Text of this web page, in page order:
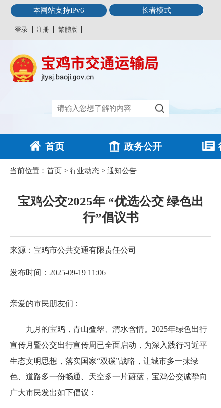
本网站支持IPv6 长者模式
登录 注册 繁體版
首页 政务公开
当前位置： 首页 > 行业动态 > 通知公告
宝鸡公交2025年 “优选公交 绿色出
行”倡议书
来源：宝鸡市公共交通有限责任公司
发布时间：2025-09-19 11:06
亲爱的市民朋友们：
九月的宝鸡，青山叠翠、渭水含情。2025年绿色出行
宣传月暨公交出行宣传周已全面启动，为深入践行习近平
生态文明思想，落实国家“双碳”战略，让城市多一抹绿
色、道路多一份畅通、天空多一片蔚蓝，宝鸡公交诚挚向
广大市民发出如下倡议：